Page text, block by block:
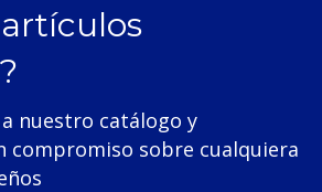
nuestro catálogo y
compromiso sobre cualquiera